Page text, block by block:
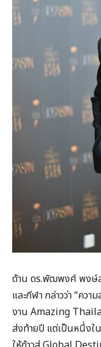
ด้าน ดร.พัฒพงศ์ พงษ์ส
และกีฬา กล่าวว่า “คว
งาน Amazing
ส่งท้ายปี แต่เป็นหนึ่งใ